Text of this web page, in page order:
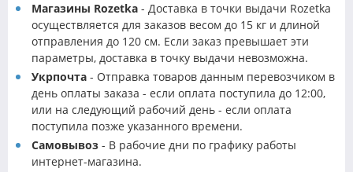
Магазины Rozetka - Доставка в точки выдачи Rozetka
осуществляется для заказов весом до 15 кг и длиной
отправления до 120 см. Если заказ превышает эти
параметры, доставка в точку выдачи невозможна.
Укрпочта - Отправка товаров данным перевозчиком в
день оплаты заказа - если оплата поступила до 12:00,
или на следующий рабочий день - если оплата
поступила позже указанного времени.
Самовывоз - В рабочие дни по графику работы
интернет-магазина.